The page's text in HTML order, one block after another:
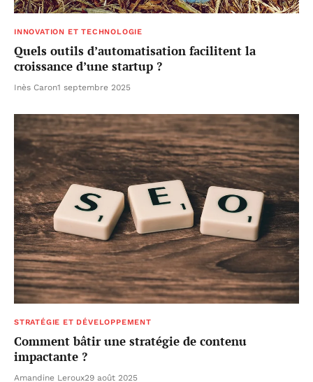
INNOVATION ET TECHNOLOGIE
Quels outils d’automatisation facilitent la
croissance d’une startup ?
Inès Caron1 septembre 2025
STRATÉGIE ET DÉVELOPPEMENT
Comment bâtir une stratégie de contenu
impactante ?
Amandine Leroux29 août 2025